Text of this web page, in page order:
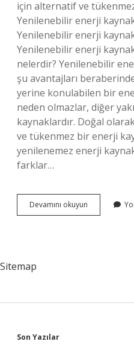
için alternatif ve
Yenilenebilir enerji
Yenilenebilir enerji
Yenilenebilir enerji
nelerdir? Yenilenebilir
şu avantajları
yerine konulabilen bir
neden olmazlar, diğer
kaynaklardır. Doğal
ve tükenmez bir enerji
yenilenemez enerji
farklar…
Devamını okuyun Yenilenebilir
Enerji
Sitemap
Son Yazılar